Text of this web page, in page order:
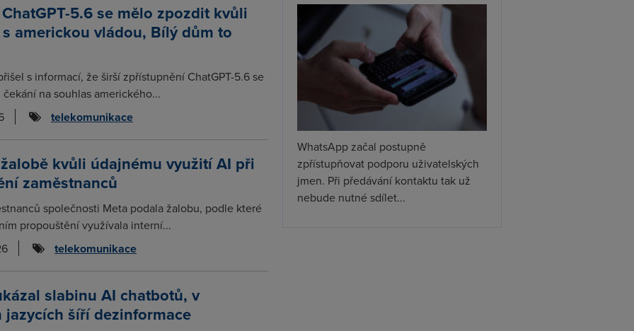
5.6 se mělo zpozdit kvůli
americkou vládou, Bílý dům to
s informací, že širší zpřístupnění ChatGPT-5.6 se
na souhlas amerického...
telekomunikace
kvůli údajnému využití AI při
zaměstnanců
společnosti Meta podala žalobu, podle které
propouštění využívala interní...
telekomunikace
slabinu AI chatbotů, v
jazycích šíří dezinformace
WhatsApp začal postupně
zpřístupňovat podporu uživatelských
jmen. Při předávání kontaktu tak už
nebude nutné sdílet...